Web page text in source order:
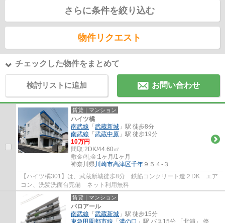
さらに条件を絞り込む
物件リクエスト
チェックした物件をまとめて
検討リストに追加 お問い合わせ
賃貸｜マンション
ハイツ橘
南武線 「 武蔵新城 」駅 徒歩8分
南武線 「 武蔵中原 」駅 徒歩19分
10万円
間取:2DK/44.60㎡
敷金/礼金:1ヶ月/1ヶ月
神奈川県川崎市高津区千年 ９５４-３
【ハイツ橘301】は、武蔵新城徒歩8分 鉄筋コンクリート造２DK エア
コン、洗髪洗面台完備 ネット利用無料
賃貸｜マンション
バロアール
南武線 「 武蔵新城 」駅 徒歩15分
東急田園都市線 「 溝の口 」駅 バス15分 「北浦」 停